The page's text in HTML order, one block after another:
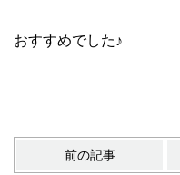
おすすめでした♪
前の記事